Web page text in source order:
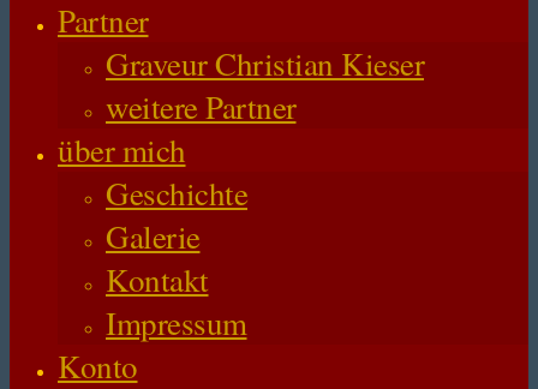
Partner
Graveur Christian Kieser
weitere Partner
über mich
Geschichte
Galerie
Kontakt
Impressum
Konto